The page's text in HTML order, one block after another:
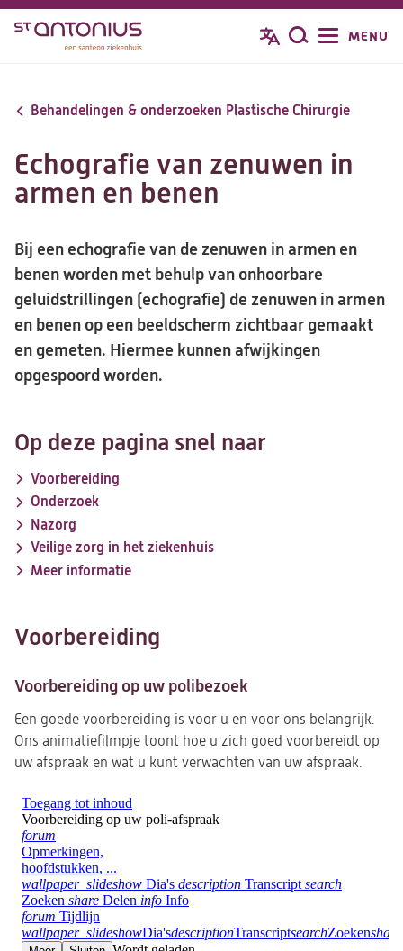
Overslaan
inhoud
Zoeken
MENU
Behandelingen & onderzoeken Plastische Chirurgie
Echografie van zenuwen in
armen en benen
Bij een echografie van de zenuwen in armen en
benen worden met behulp van onhoorbare
geluidstrillingen (echografie) de zenuwen in armen
en benen op een beeldscherm zichtbaar gemaakt
en gemeten. Hiermee kunnen afwijkingen
opgespoord worden.
Op deze pagina snel naar
Voorbereiding
Onderzoek
Nazorg
Veilige zorg in het ziekenhuis
Meer informatie
Voorbereiding
Voorbereiding op uw polibezoek
Een goede voorbereiding is voor u en voor ons belangrijk.
Ons animatiefilmpje toont hoe u zich goed voorbereidt op
uw afspraak en wat u kunt verwachten van uw afspraak.